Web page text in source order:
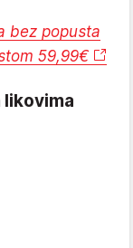
bez popusta
59,99€
likovima